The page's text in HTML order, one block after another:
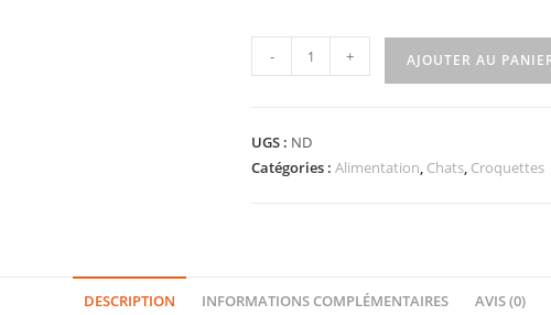
- + AJOUTER AU
UGS : ND
Catégories : Alimentation, Chats, Croquettes
DESCRIPTION INFORMATIONS COMPLÉMENTAIRES AVIS (0)